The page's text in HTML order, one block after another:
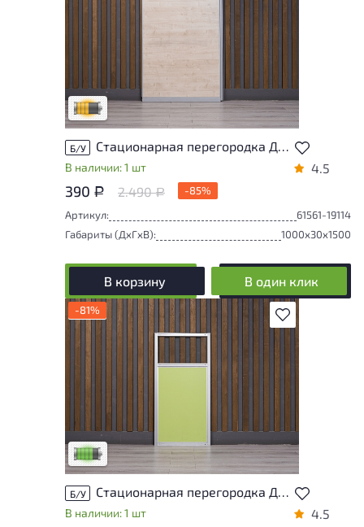
Товар может иметь незначительные
повреждения и/или следы эксплуатации,
не влияющие на удобство его
использования
Удовлетворительный износ
Б/У Стационарная перегородка ДСП Дуб Россия
В наличии: 1 шт 4.5
390 Р 2.490Р
-85%
Артикул:
61561-19114
Габариты (ДxГxВ):
1000x30x1500
В корзину В один клик
В избранное
-81%
следы эксплуатации, не влияющие на
Низкая степень износа
Б/У Стационарная перегородка ДСП Зелёный Россия
В наличии: 1 шт 4.5